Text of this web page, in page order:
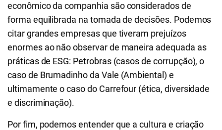
econômico da companhia são considerados de
forma equilibrada na tomada de decisões. Podemos
citar grandes empresas que tiveram prejuízos
enormes ao não observar de maneira adequada as
práticas de ESG: Petrobras (casos de corrupção), o
caso de Brumadinho da Vale (Ambiental) e
ultimamente o caso do Carrefour (ética, diversidade
e discriminação).
Por fim, podemos entender que a cultura e criação